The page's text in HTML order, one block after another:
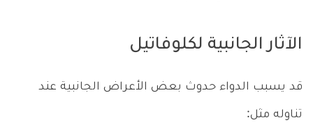
الآثار الجانبية لكلوفاتيل
قد يسبب الدواء حدوث بعض الأعراض الجانبية عند
تناوله مثل: